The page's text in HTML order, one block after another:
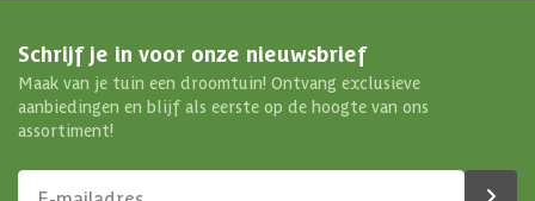
Schrijf je in voor onze nieuwsbrief
Maak van je tuin een droomtuin! Ontvang exclusieve
aanbiedingen en blijf als eerste op de hoogte van ons
assortiment!